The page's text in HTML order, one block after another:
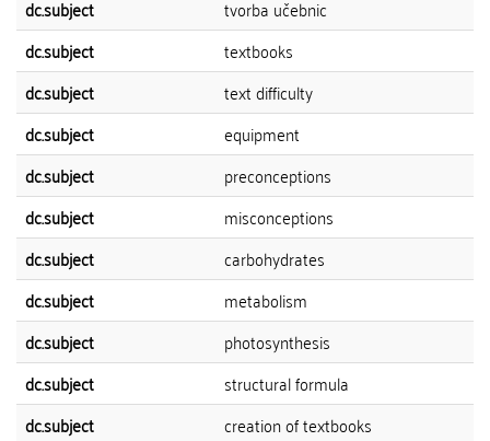
dc.subject
tvorba učebnic
dc.subject
textbooks
dc.subject
text difficulty
dc.subject
equipment
dc.subject
preconceptions
dc.subject
misconceptions
dc.subject
carbohydrates
dc.subject
metabolism
dc.subject
photosynthesis
dc.subject
structural formula
dc.subject
creation of textbooks